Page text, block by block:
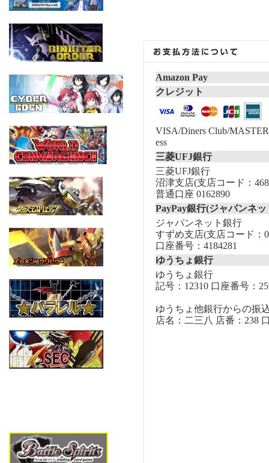
Amazon Pay
クレジット
VISA/Diners Club/
ess
三菱UFJ銀行
三菱UFJ銀行
沼津支店(支店コード：
普通口座 0162890
PayPay銀行(ジャパンネ
ジャパンネット銀行
すずめ支店(支店コード：
口座番号：4184281
ゆうちょ銀行
ゆうちょ銀行
記号：12310 口座番号：
ゆうちょ他銀行からの振
店名：二三八 店番：238